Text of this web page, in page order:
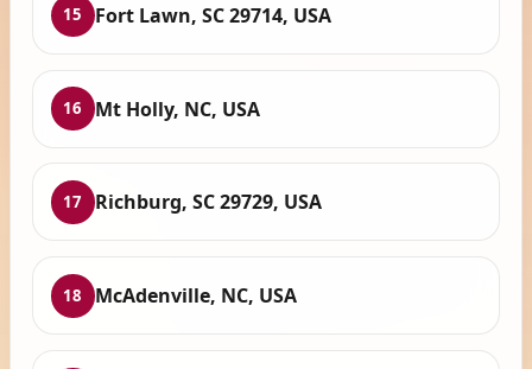
15 Fort Lawn, SC 29714, USA
16 Mt Holly, NC, USA
17 Richburg, SC 29729, USA
18 McAdenville, NC, USA